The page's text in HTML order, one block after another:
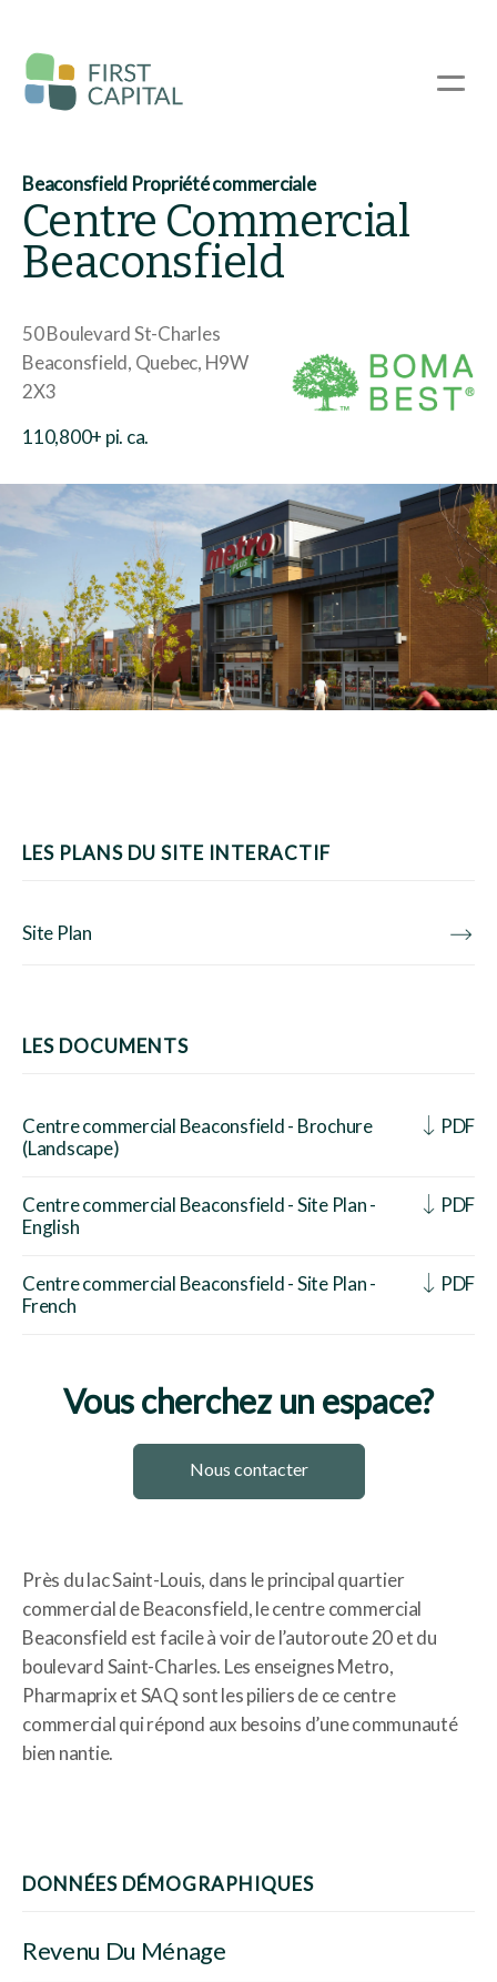
contenu
principal
☰
Beaconsfield Propriété commerciale
Centre Commercial
Beaconsfield
50 Boulevard St-Charles
Beaconsfield Quebec H9W
2X3
110,800+ pi. ca.
LES PLANS DU SITE INTERACTIF
Site Plan
LES DOCUMENTS
Centre commercial Beaconsfield - Brochure
(Landscape)
PDF
Centre commercial Beaconsfield - Site Plan -
English
PDF
Centre commercial Beaconsfield - Site Plan -
French
PDF
Vous cherchez un espace?
Nous contacter
Près du lac Saint-Louis, dans le principal quartier
commercial de Beaconsfield, le centre commercial
Beaconsfield est facile à voir de l’autoroute 20 et du
boulevard Saint-Charles. Les enseignes Metro,
Pharmaprix et SAQ sont les piliers de ce centre
commercial qui répond aux besoins d’une communauté
bien nantie.
DONNÉES DÉMOGRAPHIQUES
Revenu Du Ménage